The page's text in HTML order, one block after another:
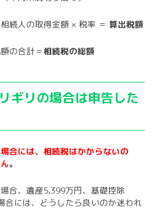
続人の取得金額 × 税率 ＝ 算出税額
の合計＝ 相続税の総額
ギリの場合は申告した
合には、相続税はかからないの
。
合、遺産5,399万円、基礎控除
合には、どうしたら良いのか迷われ